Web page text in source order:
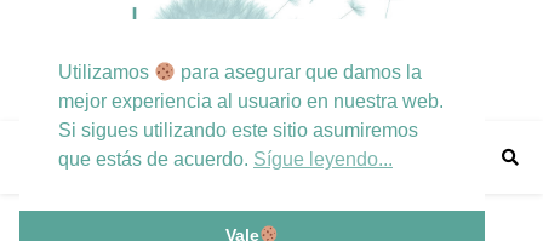
Utilizamos
para asegurar que damos la
mejor experiencia al usuario en nuestra web.
Si sigues utilizando este sitio asumiremos
que estás de acuerdo. Sígue leyendo...
Vale